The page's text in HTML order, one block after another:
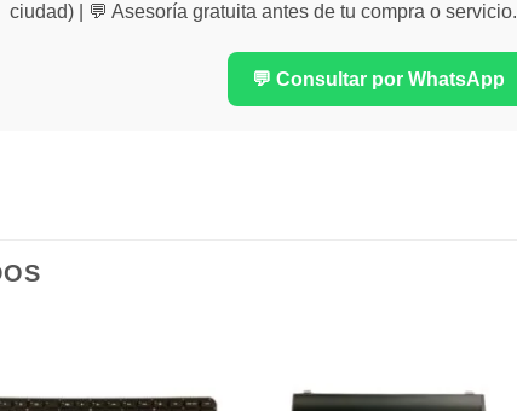
ciudad) | 💬 Asesoría gratuita antes de tu compra o servicio.
💬 Consultar por WhatsApp
Despues
Despues